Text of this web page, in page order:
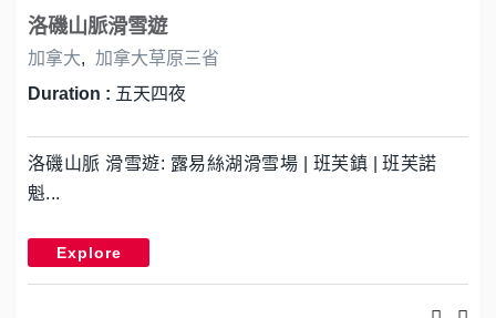
洛磯山脈滑雪遊
加拿大,
加拿大草原三省
Duration : 五天四夜
洛磯山脈 滑雪遊: 露易絲湖滑雪場 | 班芙鎮 | 班芙諾
魁...
Explore